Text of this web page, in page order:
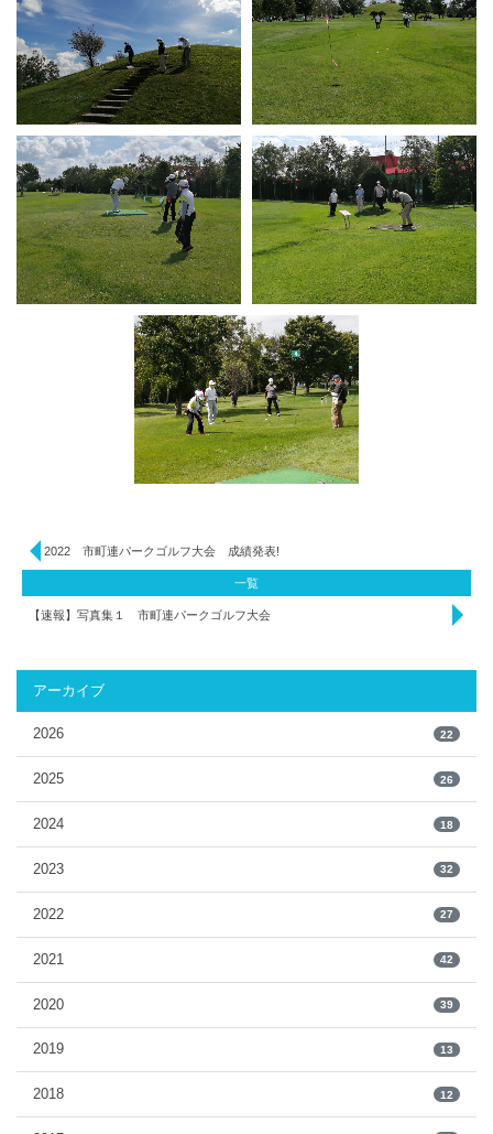
2022 市町連パークゴルフ大会 成績発表!
一覧
【速報】写真集１ 市町連パークゴルフ大会
アーカイブ
2026 22
2025 26
2024 18
2023 32
2022 27
2021 42
2020 39
2019 13
2018 12